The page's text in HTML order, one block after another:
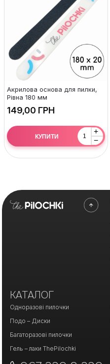
Акрилова основа для пилки,
Рівна 180 мм
ГРН
+
−
КУПИТИ
КАТАЛОГ
Одноразові пилочки
Подо – Диски
Багаторазові пилочки
Гель – лаки ThePilochki